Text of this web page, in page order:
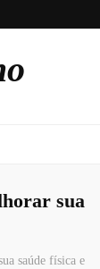
sua
saúde física e